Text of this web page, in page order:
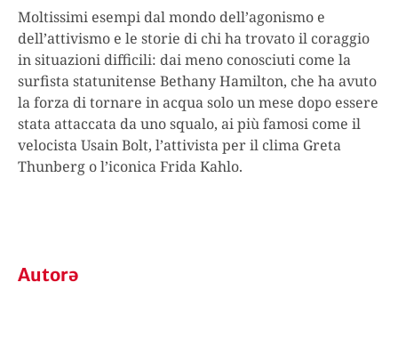
Moltissimi esempi dal mondo dell’agonismo e
dell’attivismo e le storie di chi ha trovato il coraggio
in situazioni difficili: dai meno conosciuti come la
surfista statunitense Bethany Hamilton, che ha avuto
la forza di tornare in acqua solo un mese dopo essere
stata attaccata da uno squalo, ai più famosi come il
velocista Usain Bolt, l’attivista per il clima Greta
Thunberg o l’iconica Frida Kahlo.
Autorə